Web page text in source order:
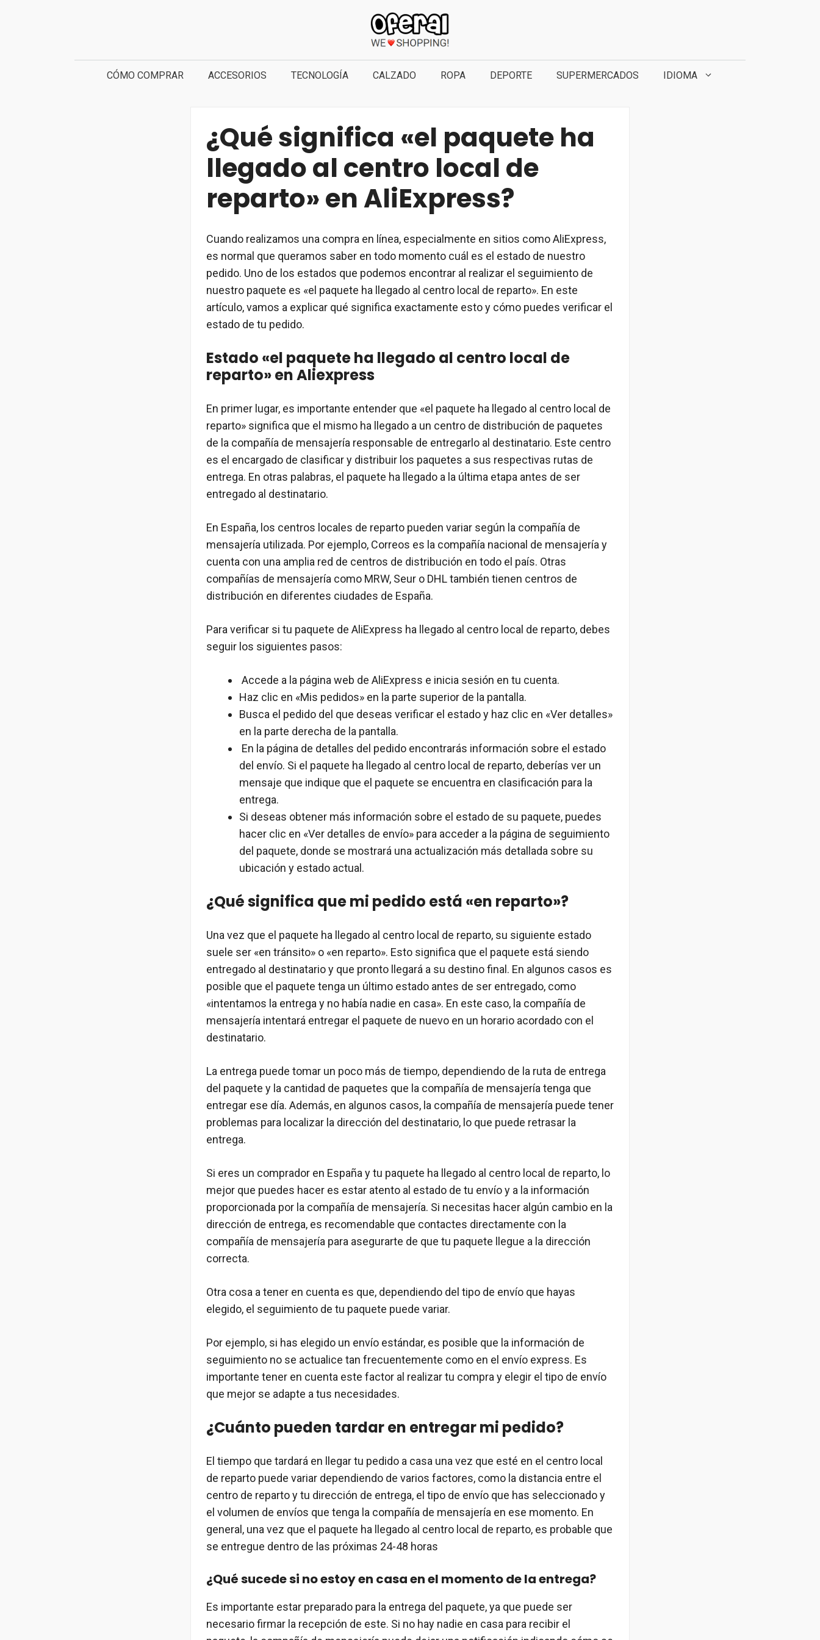
CÓMO COMPRAR ACCESORIOS TECNOLOGÍA CALZADO ROPA DEPORTE SUPERMERCADOS IDIOMA
¿Qué significa «el paquete ha
llegado al centro local de
reparto» en AliExpress?
Cuando realizamos una compra en línea, especialmente en sitios como AliExpress,
es normal que queramos saber en todo momento cuál es el estado de nuestro
pedido. Uno de los estados que podemos encontrar al realizar el seguimiento de
nuestro paquete es «el paquete ha llegado al centro local de reparto». En este
artículo, vamos a explicar qué significa exactamente esto y cómo puedes verificar el
estado de tu pedido.
Estado «el paquete ha llegado al centro local de
reparto» en Aliexpress
En primer lugar, es importante entender que «el paquete ha llegado al centro local de
reparto» significa que el mismo ha llegado a un centro de distribución de paquetes
de la compañía de mensajería responsable de entregarlo al destinatario. Este centro
es el encargado de clasificar y distribuir los paquetes a sus respectivas rutas de
entrega. En otras palabras, el paquete ha llegado a la última etapa antes de ser
entregado al destinatario.
En España, los centros locales de reparto pueden variar según la compañía de
mensajería utilizada. Por ejemplo, Correos es la compañía nacional de mensajería y
cuenta con una amplia red de centros de distribución en todo el país. Otras
compañías de mensajería como MRW, Seur o DHL también tienen centros de
distribución en diferentes ciudades de España.
Para verificar si tu paquete de AliExpress ha llegado al centro local de reparto, debes
seguir los siguientes pasos:
Accede a la página web de AliExpress e inicia sesión en tu cuenta.
Haz clic en «Mis pedidos» en la parte superior de la pantalla.
Busca el pedido del que deseas verificar el estado y haz clic en «Ver detalles»
en la parte derecha de la pantalla.
En la página de detalles del pedido encontrarás información sobre el estado
del envío. Si el paquete ha llegado al centro local de reparto, deberías ver un
mensaje que indique que el paquete se encuentra en clasificación para la
entrega.
Si deseas obtener más información sobre el estado de su paquete, puedes
hacer clic en «Ver detalles de envío» para acceder a la página de seguimiento
del paquete, donde se mostrará una actualización más detallada sobre su
ubicación y estado actual.
¿Qué significa que mi pedido está «en reparto»?
Una vez que el paquete ha llegado al centro local de reparto, su siguiente estado
suele ser «en tránsito» o «en reparto». Esto significa que el paquete está siendo
entregado al destinatario y que pronto llegará a su destino final. En algunos casos es
posible que el paquete tenga un último estado antes de ser entregado, como
«intentamos la entrega y no había nadie en casa». En este caso, la compañía de
mensajería intentará entregar el paquete de nuevo en un horario acordado con el
destinatario.
La entrega puede tomar un poco más de tiempo, dependiendo de la ruta de entrega
del paquete y la cantidad de paquetes que la compañía de mensajería tenga que
entregar ese día. Además, en algunos casos, la compañía de mensajería puede tener
problemas para localizar la dirección del destinatario, lo que puede retrasar la
entrega.
Si eres un comprador en España y tu paquete ha llegado al centro local de reparto, lo
mejor que puedes hacer es estar atento al estado de tu envío y a la información
proporcionada por la compañía de mensajería. Si necesitas hacer algún cambio en la
dirección de entrega, es recomendable que contactes directamente con la
compañía de mensajería para asegurarte de que tu paquete llegue a la dirección
correcta.
Otra cosa a tener en cuenta es que, dependiendo del tipo de envío que hayas
elegido, el seguimiento de tu paquete puede variar.
Por ejemplo, si has elegido un envío estándar, es posible que la información de
seguimiento no se actualice tan frecuentemente como en el envío express. Es
importante tener en cuenta este factor al realizar tu compra y elegir el tipo de envío
que mejor se adapte a tus necesidades.
¿Cuánto pueden tardar en entregar mi pedido?
El tiempo que tardará en llegar tu pedido a casa una vez que esté en el centro local
de reparto puede variar dependiendo de varios factores, como la distancia entre el
centro de reparto y tu dirección de entrega, el tipo de envío que has seleccionado y
el volumen de envíos que tenga la compañía de mensajería en ese momento. En
general, una vez que el paquete ha llegado al centro local de reparto, es probable que
se entregue dentro de las próximas 24-48 horas
¿Qué sucede si no estoy en casa en el momento de la entrega?
Es importante estar preparado para la entrega del paquete, ya que puede ser
necesario firmar la recepción de este. Si no hay nadie en casa para recibir el